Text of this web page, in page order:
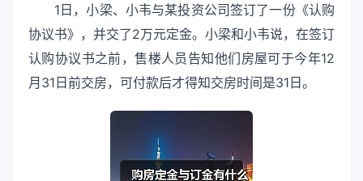
1日，小梁、小韦与某投资公司签订了一份《认购
协议书》，并交了2万元定金。小梁和小韦说，在签订
认购协议书之前，售楼人员告知他们房屋可于今年12
月31日前交房，可付款后才得知交房时间是31日。